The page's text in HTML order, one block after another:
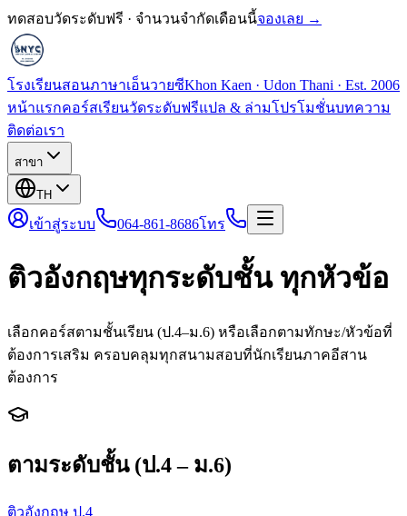
ทดสอบวัดระดับฟรี · จำนวนจำกัดเดือนนี้จองเลย →
โรงเรียนสอนภาษาเอ็นวายซีKhon Kaen · Udon Thani · Est. 2006
หน้าแรกคอร์สเรียนวัดระดับฟรีแปล & ล่ามโปรโมชั่นบทความ
ติดต่อเรา
สาขา
TH
เข้าสู่ระบบ 064-861-8686โทร
ติวอังกฤษทุกระดับชั้น ทุกหัวข้อ
เลือกคอร์สตามชั้นเรียน (ป.4–ม.6) หรือเลือกตามทักษะ/หัวข้อที่
ต้องการเสริม ครอบคลุมทุกสนามสอบที่นักเรียนภาคอีสาน
ต้องการ
ตามระดับชั้น (ป.4 – ม.6)
ติวอังกฤษ ป.4